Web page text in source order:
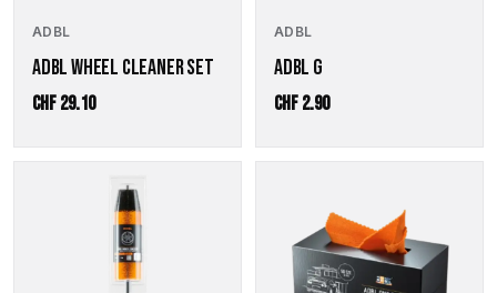
ADBL
ADBL WHEEL CLEANER SET
CHF29.10
ADBL
ADBL G
CHF2.90